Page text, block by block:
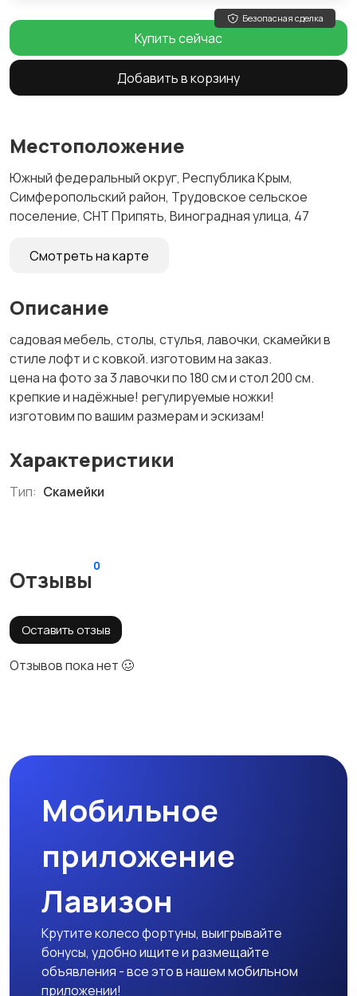
Местоположение
Южный федеральный округ, Республика Крым,
Симферопольский район, Трудовское сельское
поселение, СНТ Припять, Виноградная улица, 47
Смотреть на карте
Описание
садовая мебель, столы, стулья, лавочки, скамейки в
стиле лофт и с ковкой. изготовим на заказ.
цена на фото за 3 лавочки по 180 см и стол 200 см.
крепкие и надёжные! регулируемые ножки!
изготовим по вашим размерам и эскизам!
Характеристики
Тип: Скамейки
Отзывы
0
Оставить отзыв
Отзывов пока нет 🥴
Безопасная сделка
Купить сейчас
Добавить в корзину
Мобильное
приложение
Лавизон
Крутите колесо фортуны, выигрывайте
бонусы, удобно ищите и размещайте
объявления - все это в нашем мобильном
приложении!